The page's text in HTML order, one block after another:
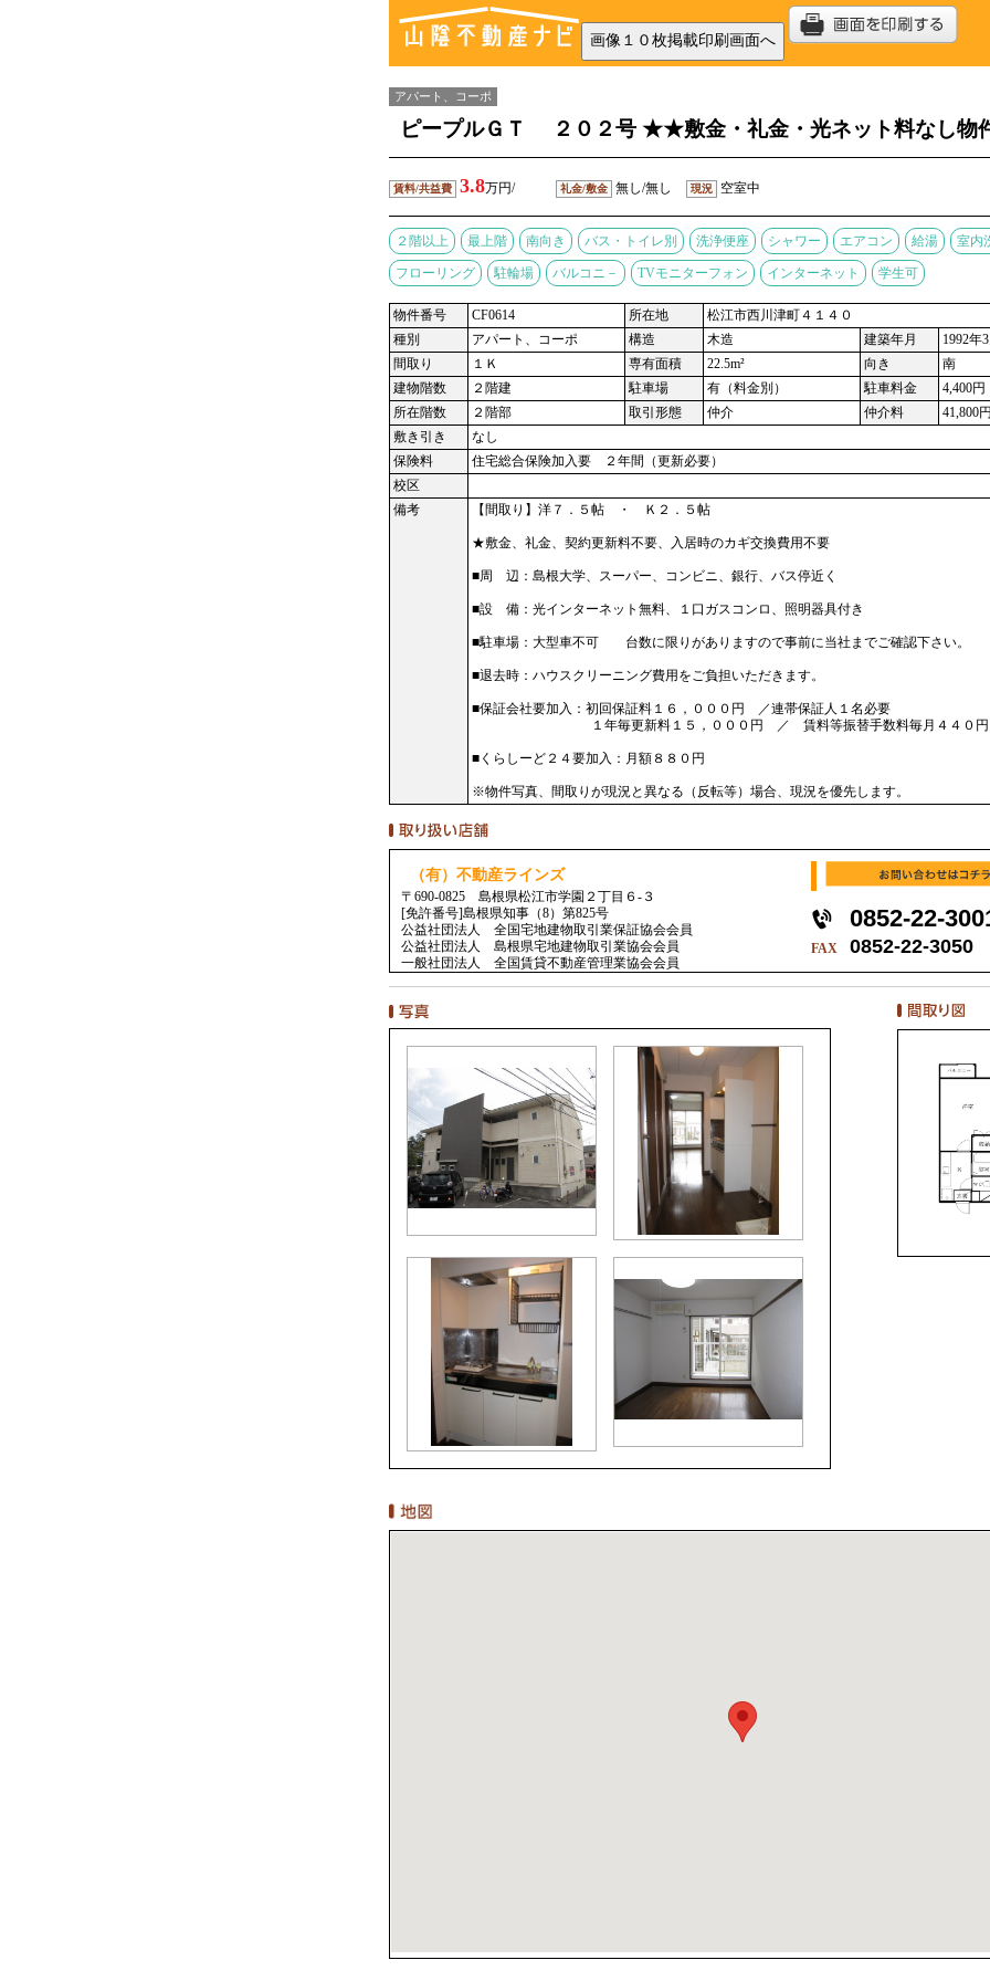
アパート、コーポ
ピープルＧＴ ２０２号 ★★敷金・礼金・光ネット料なし
賃料/共益費 3.8万円/ 礼金/敷金 無し/無し 現況 空室中
２階以上 最上階 南向き バス・トイレ別 洗浄便座 シャワー エアコン 給湯 室内
フローリング 駐輪場 バルコニ－ TVモニターフォン インターネット 学生可
物件番号 CF0614 所在地
松江市西川津町４１４０
種別
アパート、コーポ 構造 木造 建築年月
1992年
間取り
１Ｋ 専有面積 22.5m² 向き
南
建物階数
２階建 駐車場 有（料金別） 駐車料金
4,400円
所在階数
２階部 取引形態 仲介 仲介料
41,800
敷き引き
なし
保険料
住宅総合保険加入要 ２年間（更新必要）
校区
備考
【間取り】洋７．５帖 ・ Ｋ２．５帖
★敷金、礼金、契約更新料不要、入居時のカギ交換費用不要
■周 辺：島根大学、スーパー、コンビニ、銀行、バス停近く
■設 備：光インターネット無料、１口ガスコンロ、照明器具付き
■駐車場：大型車不可 台数に限りがありますので事前に当社までご確認下さい。
■退去時：ハウスクリーニング費用をご負担いただきます。
■保証会社要加入：初回保証料１６，０００円 ／連帯保証人１名必要
１年毎更新料１５，０００円 ／ 賃料等振替手数料毎月４４０円
■くらしーど２４要加入：月額８８０円
※物件写真、間取りが現況と異なる（反転等）場合、現況を優先します。
（有）不動産ラインズ
〒690-0825 島根県松江市学園２丁目６-３
[免許番号]島根県知事（8）第825号
公益社団法人 全国宅地建物取引業保証協会会員
公益社団法人 島根県宅地建物取引業協会会員
一般社団法人 全国賃貸不動産管理業協会会員
0852-22-
FAX 0852-22-3050